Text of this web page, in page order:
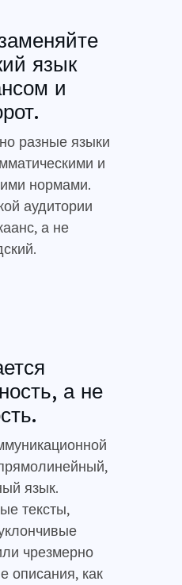
язык
и
разные языки
и
нормами.
аудитории
а не
а не
язык.
тексты,
чрезмерно
описания, как